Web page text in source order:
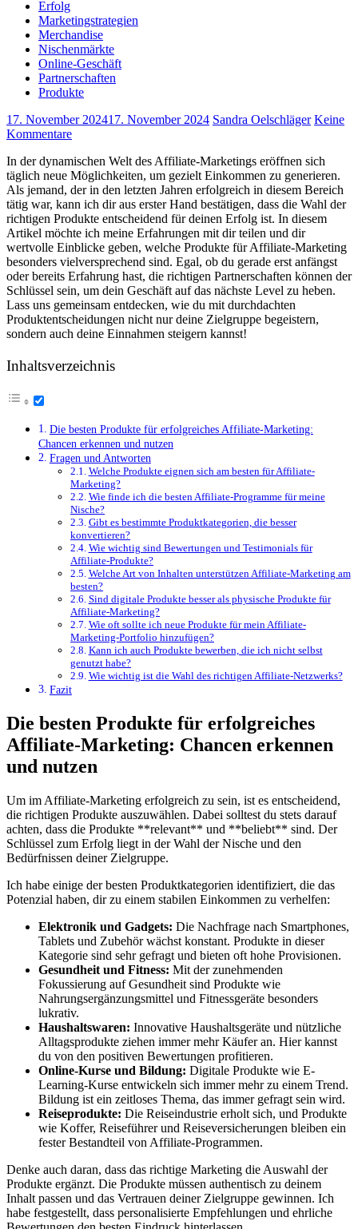
Erfolg
Marketingstrategien
Merchandise
Nischenmärkte
Online-Geschäft
Partnerschaften
Produkte
17. November 202417. November 2024 Sandra Oelschläger Keine
Kommentare
In der dynamischen⁣ Welt ‌des Affiliate-Marketings eröffnen sich
täglich ⁤neue‍ Möglichkeiten, um gezielt Einkommen zu generieren.
Als jemand,⁤ der in den letzten Jahren erfolgreich ⁣in diesem⁢ Bereich‍
tätig war, kann ich dir ​aus erster​ Hand​ bestätigen,⁤ dass die‌ Wahl ​der‍
richtigen Produkte entscheidend für​ deinen Erfolg ist. ​In diesem
Artikel⁢ möchte ich meine Erfahrungen mit dir​ teilen und ⁣dir⁤
wertvolle Einblicke‌ geben,⁤ welche Produkte für⁢ Affiliate-Marketing
besonders vielversprechend sind. Egal, ob du gerade ​erst anfängst⁣
oder bereits Erfahrung hast, die richtigen Partnerschaften können ⁤der
Schlüssel sein, um⁤ dein Geschäft auf das nächste Level zu heben.
Lass ⁢uns gemeinsam entdecken, wie du ⁣mit ​durchdachten
Produktentscheidungen​ nicht nur deine Zielgruppe begeistern,
sondern auch ⁢deine Einnahmen steigern⁤ kannst!
Inhaltsverzeichnis
Die ⁣besten Produkte​ für erfolgreiches Affiliate-Marketing:
Chancen erkennen ⁣und nutzen
Fragen und Antworten
Welche ‌Produkte eignen sich am besten für ⁢Affiliate-
Marketing?
Wie finde ⁢ich die besten Affiliate-Programme für meine⁤
Nische?
Gibt⁣ es bestimmte ​Produktkategorien, die besser
konvertieren?
Wie ⁣wichtig sind Bewertungen und‌ Testimonials für
Affiliate-Produkte?
Welche Art ​von⁣ Inhalten⁤ unterstützen Affiliate-Marketing am
besten?
Sind digitale Produkte besser⁣ als physische Produkte für
Affiliate-Marketing?
Wie oft sollte ich neue Produkte für mein Affiliate-
Marketing-Portfolio hinzufügen?
Kann ich auch ‌Produkte bewerben, ‌die ich⁣ nicht selbst
⁣genutzt ⁢habe?
Wie wichtig ist die Wahl des‌ richtigen⁤ Affiliate-Netzwerks?
Fazit
Die ⁣besten Produkte​ für erfolgreiches
Affiliate-Marketing: Chancen erkennen
⁣und nutzen
Um im Affiliate-Marketing erfolgreich⁤ zu sein,‌ ist es entscheidend,
die⁢ richtigen​ Produkte auszuwählen. Dabei solltest du ⁢stets darauf
achten,⁤ dass die Produkte **relevant** ‌und‌ **beliebt** sind.⁤ Der⁤
Schlüssel‌ zum Erfolg liegt in​ der Wahl der Nische und den‍
Bedürfnissen deiner Zielgruppe.
Ich habe⁤ einige der besten​ Produktkategorien identifiziert, die das
‍Potenzial ⁣haben,⁣ dir zu einem stabilen Einkommen zu verhelfen:
Elektronik‍ und Gadgets: Die Nachfrage nach Smartphones,
Tablets und⁣ Zubehör‌ wächst‍ konstant. Produkte in dieser ​
Kategorie sind sehr gefragt und bieten oft hohe‌ Provisionen.
Gesundheit und ‍Fitness: Mit⁢ der‍ zunehmenden
‌Fokussierung auf Gesundheit sind Produkte wie
Nahrungsergänzungsmittel und Fitnessgeräte besonders
lukrativ.
Haushaltswaren: Innovative ⁤Haushaltsgeräte und nützliche ​
Alltagsprodukte ziehen immer mehr‌ Käufer an. ⁤Hier kannst
⁤du​ von ‍den positiven⁢ Bewertungen profitieren.
Online-Kurse und⁣ Bildung: ⁣Digitale Produkte wie E-
Learning-Kurse entwickeln sich ‍immer‍ mehr zu⁣ einem Trend.
Bildung ist ein zeitloses Thema, ‌das immer gefragt sein wird.
Reiseprodukte: Die ⁣Reiseindustrie ‍erholt⁢ sich,⁤ und‌ Produkte
wie Koffer, Reiseführer und⁢ Reiseversicherungen bleiben ein
fester Bestandteil von‍ Affiliate-Programmen.
Denke ⁢auch daran,⁢ dass das richtige Marketing​ die​ Auswahl der
Produkte ergänzt. Die Produkte ​müssen authentisch zu deinem
Inhalt passen und das Vertrauen ⁢deiner Zielgruppe gewinnen. Ich
habe festgestellt, dass personalisierte Empfehlungen und‍ ehrliche